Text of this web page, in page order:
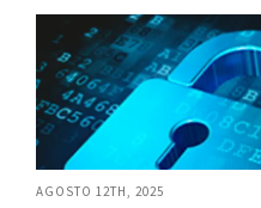
AGOSTO 12TH, 2025